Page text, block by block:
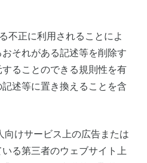
正に利用されることによ
それがある記述等を削除す
ることのできる規則性を有
述等に置き換えることを含
向けサービス上の広告または
る第三者のウェブサイト上